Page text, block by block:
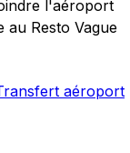
l'aéroport
au Resto Vague
aéroport